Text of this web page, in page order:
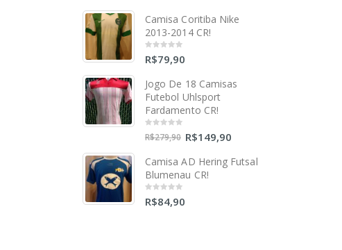
Camisa Coritiba Nike
2013-2014 CR!
0
out
5
R$79,90
Jogo De 18 Camisas
Futebol Uhlsport
Fardamento CR!
0
out
5
R$279,90 R$149,90
Camisa AD Hering Futsal
Blumenau CR!
0
out
R$84,90